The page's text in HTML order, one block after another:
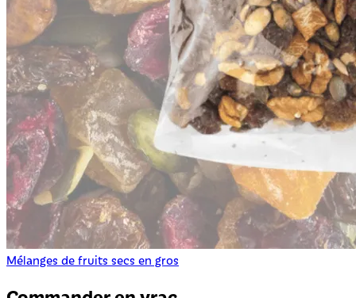
Mélanges de fruits secs en gros